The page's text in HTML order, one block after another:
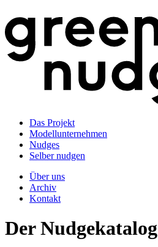
Das Projekt
Modellunternehmen
Nudges
Selber nudgen
Über uns
Archiv
Kontakt
Der Nudgekatalog